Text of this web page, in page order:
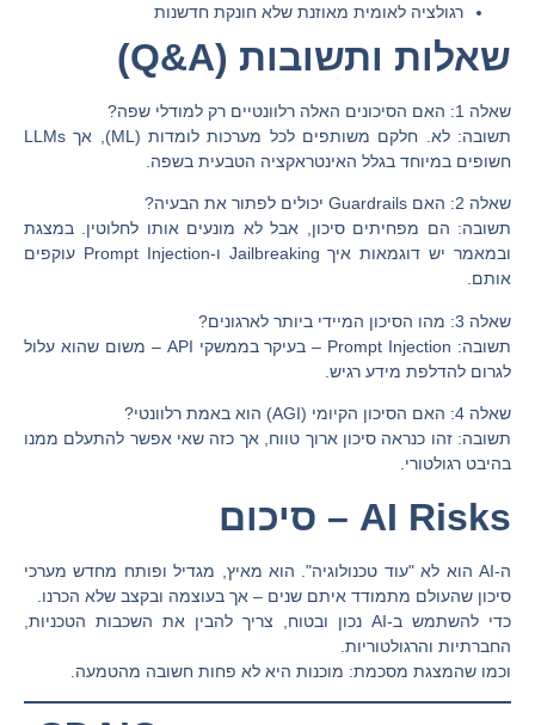
רגולציה לאומית מאוזנת שלא חונקת חדשנות
שאלות ותשובות (Q&A)
שאלה 1: האם הסיכונים האלה רלוונטיים רק למודלי שפה?
תשובה: לא. חלקם משותפים לכל מערכות לומדות (ML), אך LLMs
חשופים במיוחד בגלל האינטראקציה הטבעית בשפה.
שאלה 2: האם Guardrails יכולים לפתור את הבעיה?
תשובה: הם מפחיתים סיכון, אבל לא מונעים אותו לחלוטין. במצגת
ובמאמר יש דוגמאות איך Jailbreaking ו-Prompt Injection עוקפים
אותם.
שאלה 3: מהו הסיכון המיידי ביותר לארגונים?
תשובה: Prompt Injection – בעיקר בממשקי API – משום שהוא עלול
לגרום להדלפת מידע רגיש.
שאלה 4: האם הסיכון הקיומי (AGI) הוא באמת רלוונטי?
תשובה: זהו כנראה סיכון ארוך טווח, אך כזה שאי אפשר להתעלם ממנו
בהיבט רגולטורי.
AI Risks – סיכום
ה-AI הוא לא "עוד טכנולוגיה". הוא מאיץ, מגדיל ופותח מחדש מערכי
סיכון שהעולם מתמודד איתם שנים – אך בעוצמה ובקצב שלא הכרנו.
כדי להשתמש ב-AI נכון ובטוח, צריך להבין את השכבות הטכניות,
החברתיות והרגולטוריות.
וכמו שהמצגת מסכמת: מוכנות היא לא פחות חשובה מהטמעה.